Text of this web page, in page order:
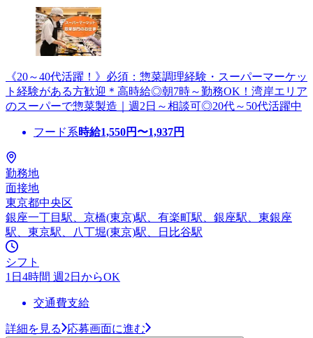
《20～40代活躍！》必須：惣菜調理経験・スーパーマーケッ
ト経験がある方歓迎＊高時給◎朝7時～勤務OK！湾岸エリア
のスーパーで惣菜製造｜週2日～相談可◎20代～50代活躍中
フード系時給1,550円〜1,937円
勤務地
面接地
東京都中央区
銀座一丁目駅、京橋(東京)駅、有楽町駅、銀座駅、東銀座
駅、東京駅、八丁堀(東京)駅、日比谷駅
シフト
1日4時間 週2日からOK
交通費支給
詳細を見る 応募画面に進む